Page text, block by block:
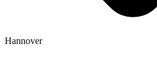
Hannover